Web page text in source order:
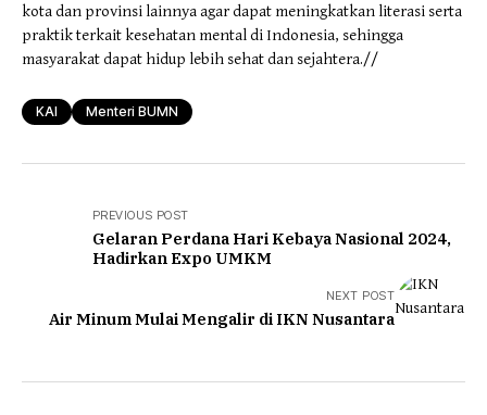
kota dan provinsi lainnya agar dapat meningkatkan literasi serta
praktik terkait kesehatan mental di Indonesia, sehingga
masyarakat dapat hidup lebih sehat dan sejahtera.//
KAI Menteri BUMN
PREVIOUS POST
Gelaran Perdana Hari Kebaya Nasional 2024,
Hadirkan Expo UMKM
NEXT POST
Air Minum Mulai Mengalir di IKN Nusantara